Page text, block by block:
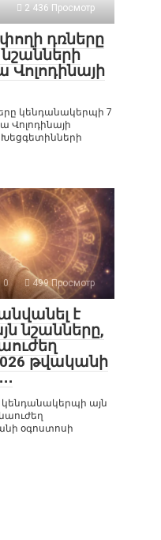
2 436 Просмотр
դռները
Վոլոդինայի
կենդանակերպի 7
Վոլոդինայի
0 499 Просмотр
է
նշանները,
թվականի
այն
օգոստոսի